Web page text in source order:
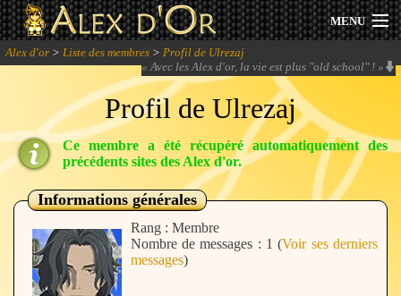
MENU
Actualités
Session 2026
Archives
Forum
Communauté
Alex d'or > Liste des membres > Profil de Ulrezaj
«Avec les Alex d'or, la vie est plus "old school" ! »
Profil de Ulrezaj
Ce membre a été récupéré automatiquement des
précédents sites des Alex d'or.
Informations générales
Rang : Membre
Nombre de messages : 1 (Voir ses derniers
messages)